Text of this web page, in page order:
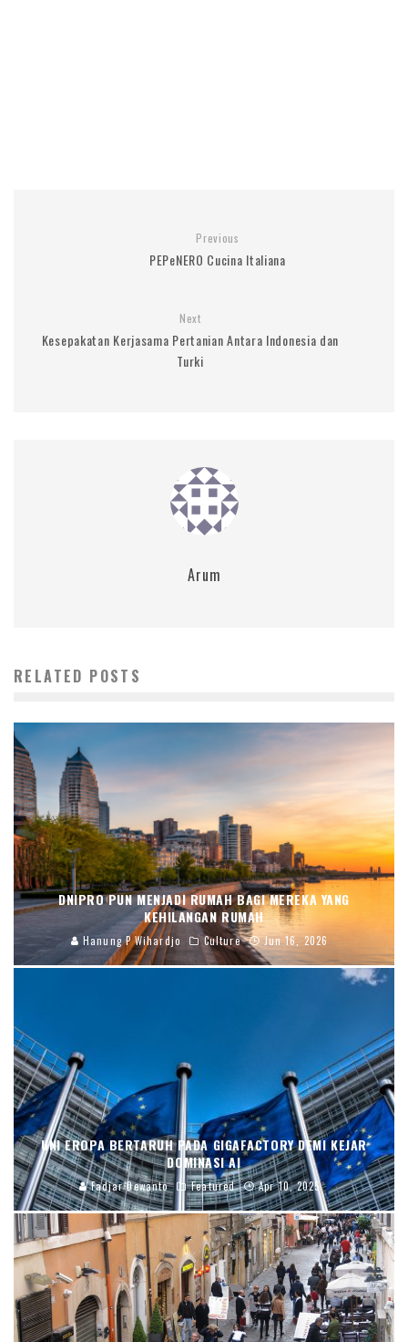
Previous
PEPeNERO Cucina Italiana
Next
Kesepakatan Kerjasama Pertanian Antara Indonesia dan
Turki
Arum
RELATED POSTS
DNIPRO PUN MENJADI RUMAH BAGI MEREKA YANG
KEHILANGAN RUMAH
Hanung P Wihardjo Culture Jun 16, 2026
UNI EROPA BERTARUH PADA GIGAFACTORY DEMI KEJAR
DOMINASI AI
Fadjar Dewanto Featured Apr 10, 2025